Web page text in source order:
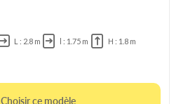
L : 2.8 m l : 1.75 m
H : 1.8 m
Choisir ce modèle